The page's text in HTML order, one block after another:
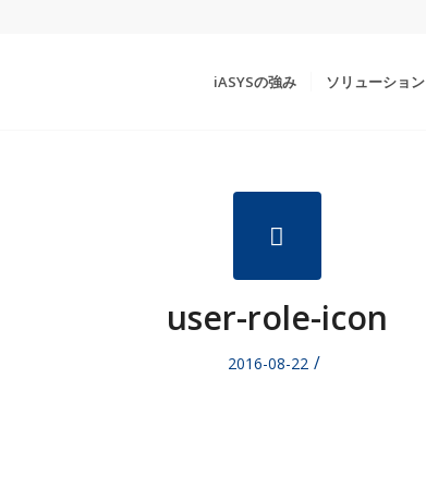
iASYSの強み ソリューション
user-role-icon
2016-08-22 /